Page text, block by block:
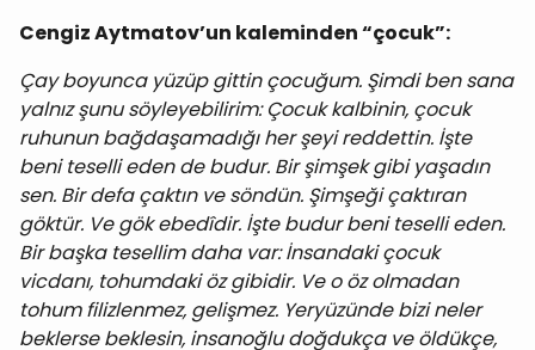
Cengiz Aytmatov’un kaleminden “çocuk”:
Çay boyunca yüzüp gittin çocuğum. Şimdi ben sana
yalnız şunu söyleyebilirim: Çocuk kalbinin, çocuk
ruhunun bağdaşamadığı her şeyi reddettin. İşte
beni teselli eden de budur. Bir şimşek gibi yaşadın
sen. Bir defa çaktın ve söndün. Şimşeği çaktıran
göktür. Ve gök ebedîdir. İşte budur beni teselli eden.
Bir başka tesellim daha var: İnsandaki çocuk
vicdanı, tohumdaki öz gibidir. Ve o öz olmadan
tohum filizlenmez, gelişmez. Yeryüzünde bizi neler
beklerse beklesin, insanoğlu doğdukça ve öldükçe,